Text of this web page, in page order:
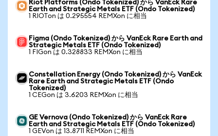
Riot Platforms (Ondo Tokenized) から VanEck Rare
Earth and Strategic Metals ETF (Ondo Tokenized)
1 RIOTon は 0.295554 REMXon に相当
Figma (Ondo Tokenized) から VanEck Rare Earth and
Strategic Metals ETF (Ondo Tokenized)
1 FIGon は 0.328833 REMXon に相当
Constellation Energy (Ondo Tokenized) から VanEck
Rare Earth and Strategic Metals ETF (Ondo
Tokenized)
1 CEGon は 3.6203 REMXon に相当
GE Vernova (Ondo Tokenized) から VanEck Rare
Earth and Strategic Metals ETF (Ondo Tokenized)
1 GEVon は 13.8711 REMXon に相当